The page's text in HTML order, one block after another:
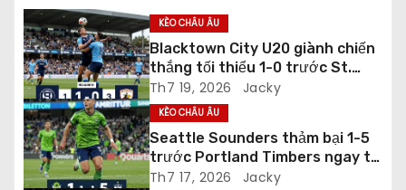
n
g
b
à
i
KÈO CHÂU ÂU
Blacktown City U20 giành chiến
thắng tối thiểu 1-0 trước St.
George City U20 ở vòng Regular
Season
Th7 19, 2026 Jacky
KÈO CHÂU ÂU
Seattle Sounders thảm bại 1-5
trước Portland Timbers ngay tại
Lumen Field
Th7 17, 2026 Jacky